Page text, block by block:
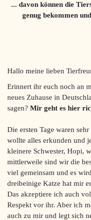
... davon können die
genug bekommen
Hallo meine lieben
Erinnert ihr euch noch an
neues Zuhause in
sagen? Mir geht es hier
Die ersten Tage waren
wollte alles erkunden und
kleinere Schwester, Hopi,
mittlerweile sind wir die
viel gemeinsam und es
dreibeinige Katze hat mir
Das akzeptiere ich auch
Respekt vor ihr. Aber ich
auch zu mir und legt sich